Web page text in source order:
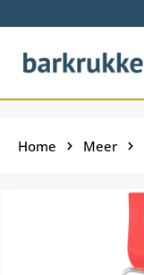
Home Meer